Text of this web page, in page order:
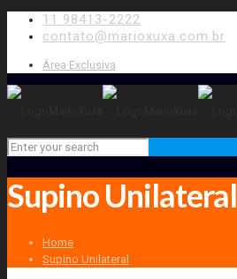
11 98413-2222
contato@marioxuxa.com.br
Área Exclusiva
Supino Unilateral
Home
Supino Unilateral